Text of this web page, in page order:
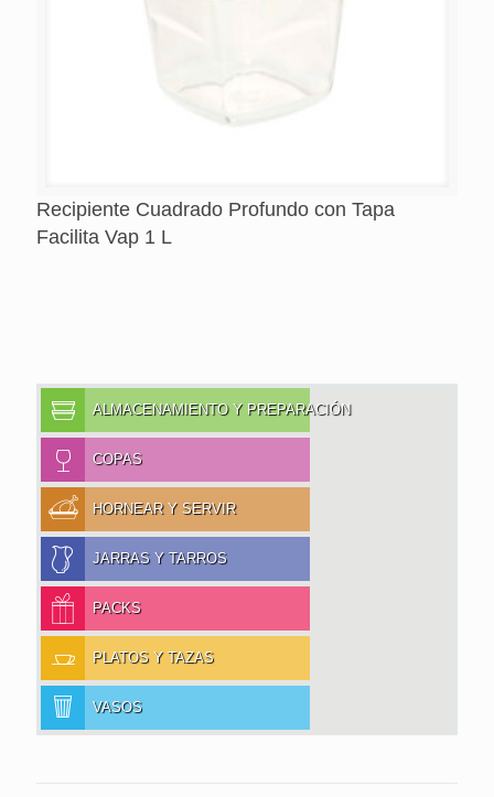
Recipiente Cuadrado Profundo con Tapa
Facilita Vap 1 L
ALMACENAMIENTO Y PREPARACIÓN
COPAS
HORNEAR Y SERVIR
JARRAS Y TARROS
PACKS
PLATOS Y TAZAS
VASOS